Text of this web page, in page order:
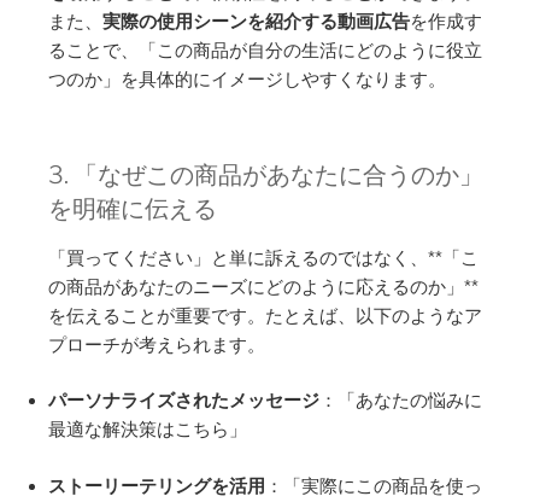
また、 実際の使用シーンを紹介する動画広告を作成す
ることで、「この商品が自分の生活にどのように役立
つのか」を具体的にイメージしやすくなります。
3. 「なぜこの商品があなたに合うのか」
を明確に伝える
「買ってください」と単に訴えるのではなく、**「こ
の商品があなたのニーズにどのように応えるのか」**
を伝えることが重要です。たとえば、以下のようなア
プローチが考えられます。
パーソナライズされたメッセージ ：「あなたの悩みに
最適な解決策はこちら」
ストーリーテリングを活用 ：「実際にこの商品を使っ